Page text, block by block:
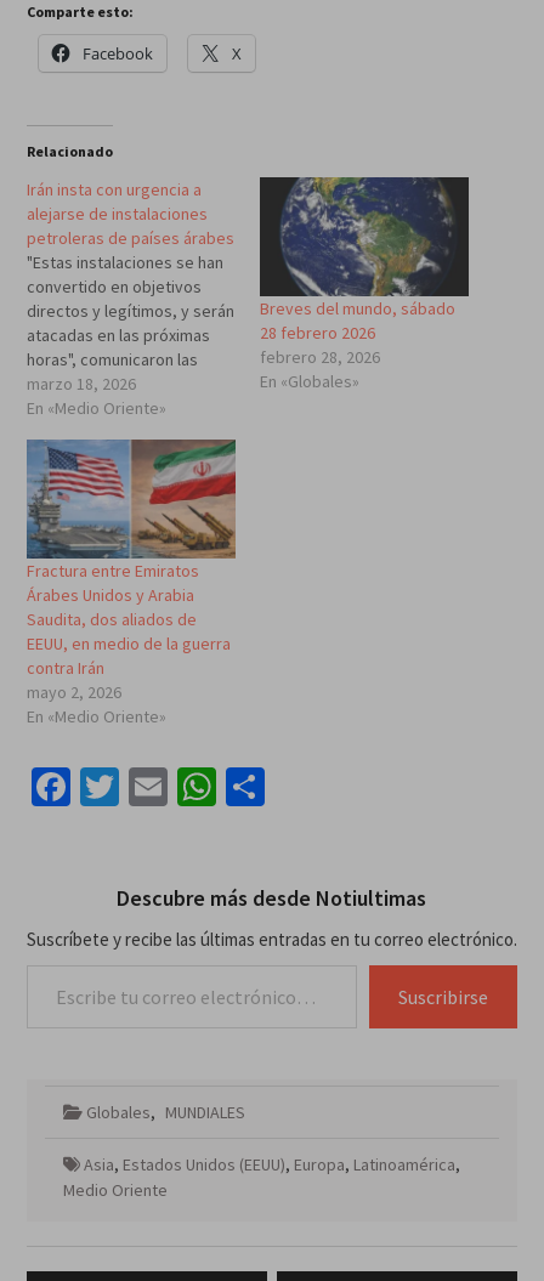
Comparte esto:
Facebook X
Relacionado
Irán insta con urgencia a
alejarse de instalaciones
petroleras de países árabes
"Estas instalaciones se han
convertido en objetivos
directos y legítimos, y serán
atacadas en las próximas
horas", comunicaron las
FF.AA. de Irán. Las FF.AA. de
Irán emitieron una "alerta
de Arabia Saudita, Emiratos
Árabes Unidos y Catar para
que se mantengan alejados
de las instalaciones
petroleras. En particular,…
marzo 18, 2026
En «Medio Oriente»
Breves del mundo, sábado
28 febrero 2026
febrero 28, 2026
En «Globales»
Fractura entre Emiratos
Árabes Unidos y Arabia
Saudita, dos aliados de
EEUU, en medio de la guerra
contra Irán
mayo 2, 2026
En «Medio Oriente»
Facebook
Twitter
EmailWhatsApp
Compartir
Descubre más desde Notiultimas
Suscríbete y recibe las últimas entradas en tu correo electrónico.
Suscribirse
Globales, MUNDIALES
Asia, Estados Unidos (EEUU), Europa, Latinoamérica,
Medio Oriente
Navegación